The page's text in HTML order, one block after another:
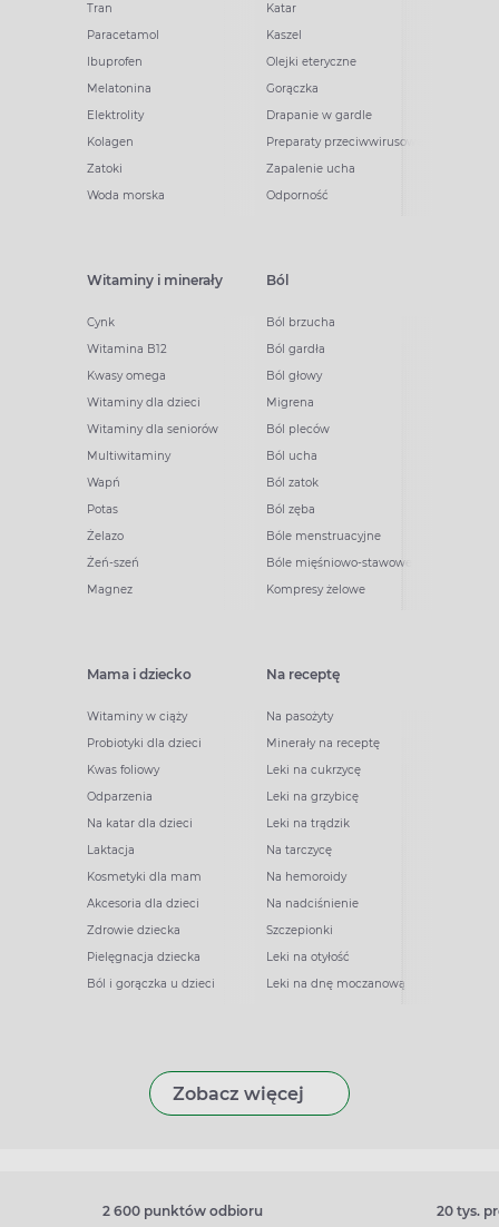
Tran
Paracetamol
Ibuprofen
Melatonina
Elektrolity
Kolagen
Zatoki
Woda morska
Katar
Kaszel
Olejki eteryczne
Gorączka
Drapanie w gardle
Preparaty przeciwwirusowe
Zapalenie ucha
Odporność
Witaminy i minerały
Cynk
Witamina B12
Kwasy omega
Witaminy dla dzieci
Witaminy dla seniorów
Multiwitaminy
Wapń
Potas
Żelazo
Żeń-szeń
Magnez
Ból
Ból brzucha
Ból gardła
Ból głowy
Migrena
Ból pleców
Ból ucha
Ból zatok
Ból zęba
Bóle menstruacyjne
Bóle mięśniowo-stawowe
Kompresy żelowe
Mama i dziecko
Witaminy w ciąży
Probiotyki dla dzieci
Kwas foliowy
Odparzenia
Na katar dla dzieci
Laktacja
Kosmetyki dla mam
Akcesoria dla dzieci
Zdrowie dziecka
Pielęgnacja dziecka
Ból i gorączka u dzieci
Na receptę
Na pasożyty
Minerały na receptę
Leki na cukrzycę
Leki na grzybicę
Leki na trądzik
Na tarczycę
Na hemoroidy
Na nadciśnienie
Szczepionki
Leki na otyłość
Leki na dnę moczanową
Zobacz więcej
2 600 punktów odbioru 20 tys.